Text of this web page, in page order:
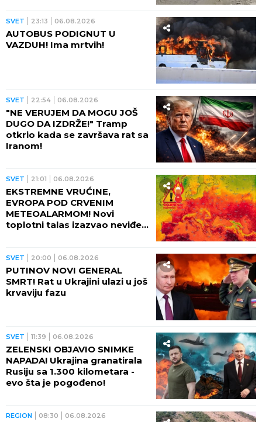
SVET 23:13 06.08.2026
AUTOBUS PODIGNUT U
VAZDUH! Ima mrtvih!
SVET 22:54 06.08.2026
"NE VERUJEM DA MOGU JOŠ
DUGO DA IZDRŽE!" Tramp
otkrio kada se završava rat sa
Iranom!
SVET 21:01 06.08.2026
EKSTREMNE VRUĆINE,
EVROPA POD CRVENIM
METEOALARMOM! Novi
toplotni talas izazvao neviđeni
SVET 20:00 06.08.2026
PUTINOV NOVI GENERAL
SMRT! Rat u Ukrajini ulazi u još
krvaviju fazu
SVET 11:39 06.08.2026
ZELENSKI OBJAVIO SNIMKE
NAPADA! Ukrajina granatirala
Rusiju sa 1.300 kilometara -
evo šta je pogođeno!
REGION 08:30 06.08.2026